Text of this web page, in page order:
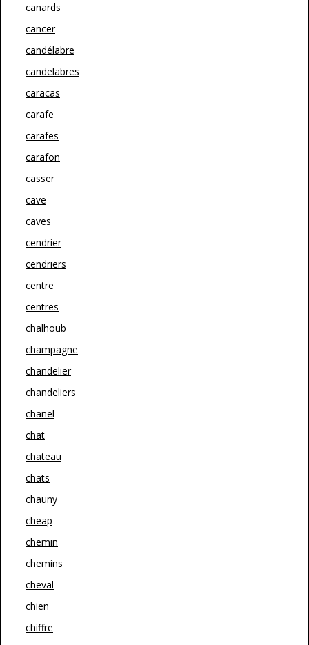
canards
cancer
candélabre
candelabres
caracas
carafe
carafes
carafon
casser
cave
caves
cendrier
cendriers
centre
centres
chalhoub
champagne
chandelier
chandeliers
chanel
chat
chateau
chats
chauny
cheap
chemin
chemins
cheval
chien
chiffre